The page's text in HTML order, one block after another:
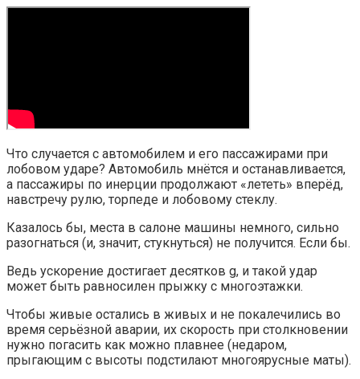
Что случается с автомобилем и его пассажирами при
лобовом ударе? Автомобиль мнётся и останавливается,
а пассажиры по инерции продолжают «лететь» вперёд,
навстречу рулю, торпеде и лобовому стеклу.
Казалось бы, места в салоне машины немного, сильно
разогнаться (и, значит, стукнуться) не получится. Если бы.
Ведь ускорение достигает десятков g, и такой удар
может быть равносилен прыжку с многоэтажки.
Чтобы живые остались в живых и не покалечились во
время серьёзной аварии, их скорость при столкновении
нужно погасить как можно плавнее (недаром,
прыгающим с высоты подстилают многоярусные маты).